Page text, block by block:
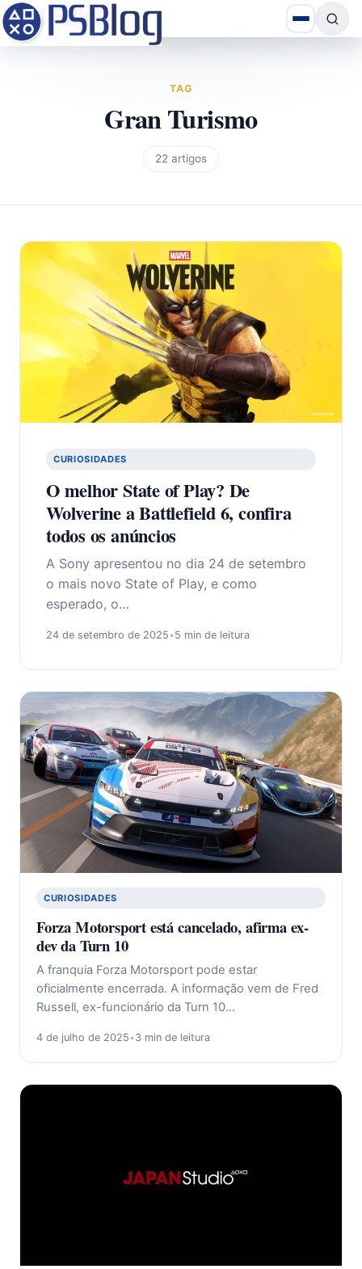
TAG
Gran Turismo
22 artigos
CURIOSIDADES
O melhor State of Play? De
Wolverine a Battlefield 6, confira
todos os anúncios
A Sony apresentou no dia 24 de setembro
o mais novo State of Play, e como
esperado, o…
24 de setembro de 2025•5 min de leitura
CURIOSIDADES
Forza Motorsport está cancelado, afirma ex-
dev da Turn 10
A franquia Forza Motorsport pode estar
oficialmente encerrada. A informação vem de Fred
Russell, ex-funcionário da Turn 10…
4 de julho de 2025•3 min de leitura